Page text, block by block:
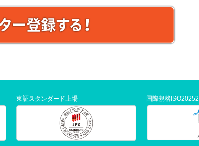
東証スタンダード上場 国際規格ISO20252